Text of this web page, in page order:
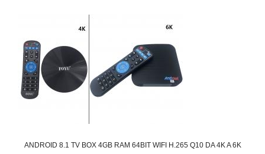
ANDROID 8.1 TV BOX 4GB RAM 64BIT WIFI H.265 Q10 DA 4K A 6K